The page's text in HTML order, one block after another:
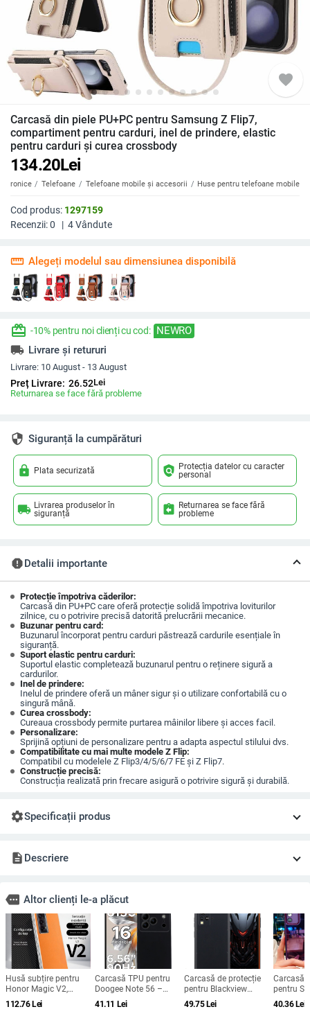
favorite
Carcasă din piele PU+PC pentru Samsung Z Flip7,
compartiment pentru carduri, inel de prindere, elastic
pentru carduri și curea crossbody
134.20Lei
Telefoane Telefoane mobile și accesorii Huse pentru telefoane mobile
Cod produs: 1297159
Recenzii:0 | 4Vândute
straighten Alegeți modelul sau dimensiunea disponibilă
redeem -10% pentru noi clienți cu cod: NEWRO
local_shipping Livrare și retururi
Livrare: 10 August - 13 August
Preț Livrare: 26.52Lei
Returnarea se face fără probleme
security Siguranță la cumpărături
lock Plata securizată policy Protecția datelor cu caracter
personal
local_shipping Livrarea produselor în
siguranță
assignment_return Returnarea se face fără
probleme
reportDetalii importante
Protecție împotriva căderilor:
Carcasă din PU+PC care oferă protecție solidă împotriva loviturilor
zilnice, cu o potrivire precisă datorită prelucrării mecanice.
Buzunar pentru card:
Buzunarul încorporat pentru carduri păstrează cardurile esențiale în
siguranță.
Suport elastic pentru carduri:
Suportul elastic completează buzunarul pentru o reținere sigură a
cardurilor.
Inel de prindere:
Inelul de prindere oferă un mâner sigur și o utilizare confortabilă cu o
singură mână.
Curea crossbody:
Cureaua crossbody permite purtarea mâinilor libere și acces facil.
Personalizare:
Sprijină opțiuni de personalizare pentru a adapta aspectul stilului dvs.
Compatibilitate cu mai multe modele Z Flip:
Compatibil cu modelele Z Flip3/4/5/6/7 FE și Z Flip7.
Construcție precisă:
Construcția realizată prin frecare asigură o potrivire sigură și durabilă.
settingsSpecificații produs
description Descriere
more Altor clienți le-a plăcut
Husă subțire pentru
Honor Magic V2,
protecție anti-cădere,
carcasă dură pentru
112.76Lei
Carcasă TPU pentru
Doogee Note 56 –
protecție completă
pentru Note 56, Plus și
41.11 Lei
Carcasă de protecție
pentru Blackview
bv4800, material TPU,
realizată manual,
49.75Lei
Carcasă
pentru
Galaxy
M556B)
40.36Lei